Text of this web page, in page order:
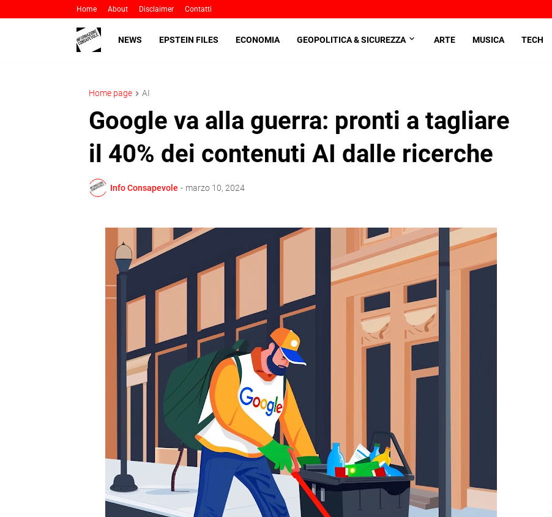
Home About Disclaimer Contatti
NEWS EPSTEIN FILES ECONOMIA GEOPOLITICA & SICUREZZA ARTE MUSICA TECH
Home page AI
Google va alla guerra: pronti a tagliare
il 40% dei contenuti AI dalle ricerche
Info Consapevole - marzo 10, 2024